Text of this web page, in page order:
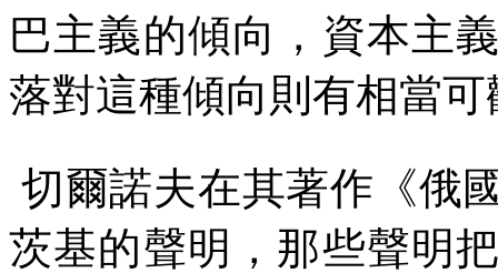
巴主義的傾向，資本主
落對這種傾向則有相當
切爾諾夫在其著作《俄
茨基的聲明，那些聲明